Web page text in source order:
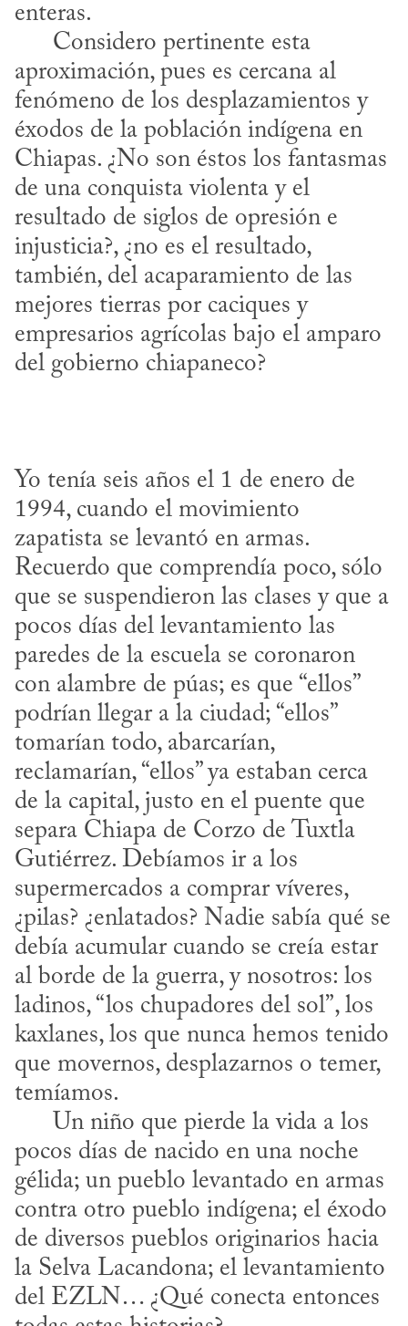
enteras.
aproximación, pues es cercana al
fenómeno de los desplazamientos y
éxodos de la población indígena en
Chiapas. ¿No son éstos los fantasmas
de una conquista violenta y el
resultado de siglos de opresión e
injusticia?, ¿no es el resultado,
también, del acaparamiento de las
mejores tierras por caciques y
empresarios agrícolas bajo el amparo
del gobierno chiapaneco?
Yo tenía seis años el 1 de enero de
1994, cuando el movimiento
zapatista se levantó en armas.
Recuerdo que comprendía poco, sólo
que se suspendieron las clases y que a
pocos días del levantamiento las
paredes de la escuela se coronaron
con alambre de púas; es que “ellos”
podrían llegar a la ciudad; “ellos”
tomarían todo, abarcarían,
reclamarían, “ellos” ya estaban cerca
de la capital, justo en el puente que
separa Chiapa de Corzo de Tuxtla
Gutiérrez. Debíamos ir a los
supermercados a comprar víveres,
¿pilas? ¿enlatados? Nadie sabía qué se
debía acumular cuando se creía estar
al borde de la guerra, y nosotros: los
ladinos, “los chupadores del sol”, los
kaxlanes, los que nunca hemos tenido
que movernos, desplazarnos o temer,
temíamos.
pocos días de nacido en una noche
gélida; un pueblo levantado en armas
contra otro pueblo indígena; el éxodo
de diversos pueblos originarios hacia
la Selva Lacandona; el levantamiento
del EZLN… ¿Qué conecta entonces